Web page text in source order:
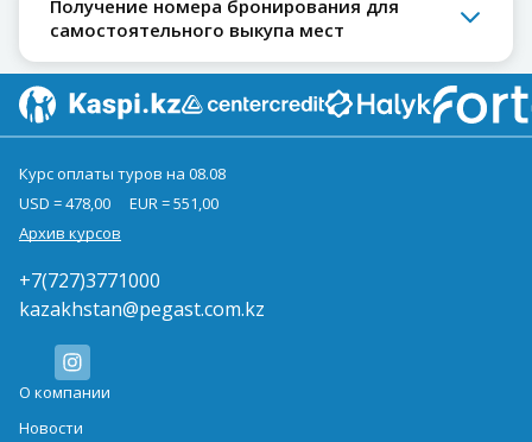
Получение номера бронирования для
самостоятельного выкупа мест
Курс оплаты туров на 08.08
USD = 478,00
EUR = 551,00
Архив курсов
+7(727)3771000
kazakhstan@pegast.com.kz
О компании
Новости